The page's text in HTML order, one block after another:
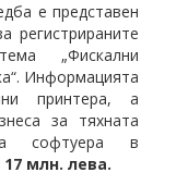
е представен
регистрираните
„Фискални
Информацията
принтера, а
за тяхната
софтуера в
17 млн. лева.